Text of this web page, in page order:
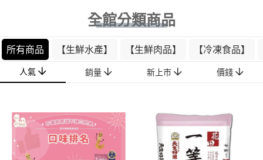
全館分類商品
所有商品 【生鮮水產】 【生鮮肉品】 【冷凍食品】
人氣 銷量 新上市 價錢